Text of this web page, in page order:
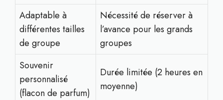
Adaptable à
différentes tailles
de groupe
Nécessité de réserver à
l’avance pour les grands
groupes
Souvenir
personnalisé
(flacon de parfum)
Durée limitée (2 heures en
moyenne)